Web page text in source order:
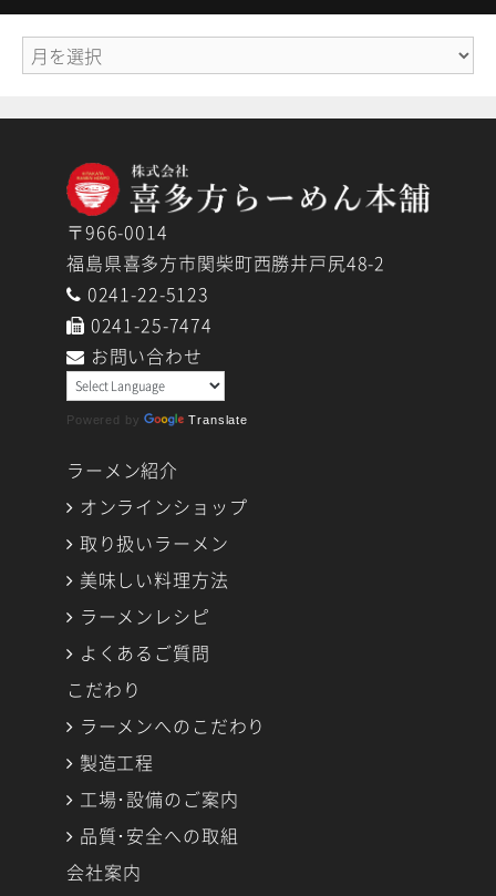
ー
ア
ー
カ
〒966-0014
福島県喜多方市関柴町西勝井戸尻48-2
0241-22-5123
0241-25-7474
お問い合わせ
Powered by Translate
ラーメン紹介
オンラインショップ
取り扱いラーメン
美味しい料理方法
ラーメンレシピ
よくあるご質問
こだわり
ラーメンへのこだわり
製造工程
工場･設備のご案内
品質･安全への取組
会社案内